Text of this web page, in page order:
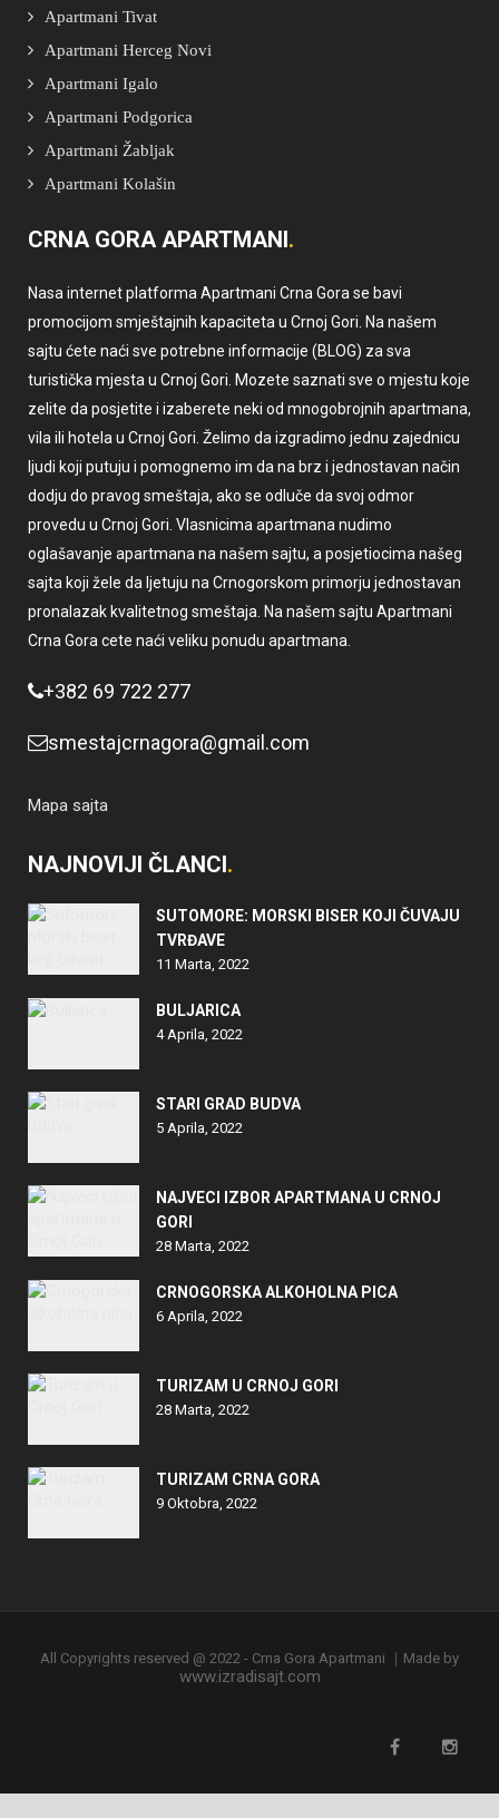
Apartmani Tivat
Apartmani Herceg Novi
Apartmani Igalo
Apartmani Podgorica
Apartmani Žabljak
Apartmani Kolašin
CRNA GORA APARTMANI
Nasa internet platforma Apartmani Crna Gora se bavi
promocijom smještajnih kapaciteta u Crnoj Gori. Na našem
sajtu ćete naći sve potrebne informacije (BLOG) za sva
turistička mjesta u Crnoj Gori. Mozete saznati sve o mjestu koje
zelite da posjetite i izaberete neki od mnogobrojnih apartmana,
vila ili hotela u Crnoj Gori. Želimo da izgradimo jednu zajednicu
ljudi koji putuju i pomognemo im da na brz i jednostavan način
dodju do pravog smeštaja, ako se odluče da svoj odmor
provedu u Crnoj Gori. Vlasnicima apartmana nudimo
oglašavanje apartmana na našem sajtu, a posjetiocima našeg
sajta koji žele da ljetuju na Crnogorskom primorju jednostavan
pronalazak kvalitetnog smeštaja. Na našem sajtu Apartmani
Crna Gora cete naći veliku ponudu apartmana.
+382 69 722 277
smestajcrnagora@gmail.com
Mapa sajta
NAJNOVIJI ČLANCI
SUTOMORE: MORSKI BISER KOJI ČUVAJU
TVRĐAVE
11 Marta, 2022
BULJARICA
4 Aprila, 2022
STARI GRAD BUDVA
5 Aprila, 2022
NAJVECI IZBOR APARTMANA U CRNOJ
GORI
28 Marta, 2022
CRNOGORSKA ALKOHOLNA PICA
6 Aprila, 2022
TURIZAM U CRNOJ GORI
28 Marta, 2022
TURIZAM CRNA GORA
9 Oktobra, 2022
All Copyrights reserved @ 2022 - Crna Gora Apartmani ｜Made by
www.izradisajt.com